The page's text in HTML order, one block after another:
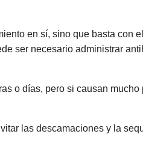
en sí, sino que basta con
ser necesario administrar
o días, pero si causan
las descamaciones y la